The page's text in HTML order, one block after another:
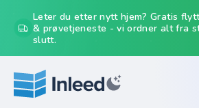
Leter du etter nytt hjem? Gratis
& prøvetjeneste - vi ordner alt fra
slutt.